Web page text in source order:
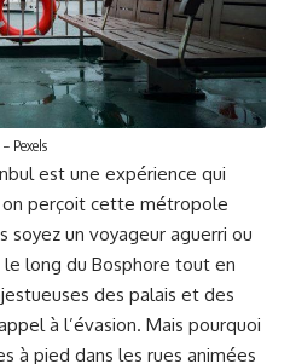
Pexels
est une expérience qui
perçoit cette métropole
soyez un voyageur aguerri ou
long du Bosphore tout en
des palais et des
à l’évasion. Mais pourquoi
à pied dans les rues animées